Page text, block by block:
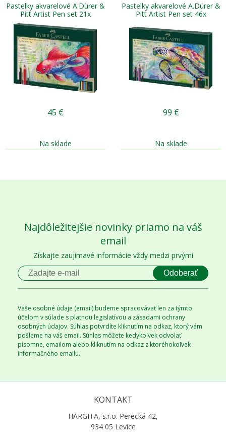
Pastelky akvarelové A.Dürer &
Pitt Artist Pen set 21x
45 €
Na sklade
Pastelky akvarelové A.Dürer &
Pitt Artist Pen set 46x
99 €
Na sklade
Najdôležitejšie novinky priamo na váš
email
Získajte zaujímavé informácie vždy medzi prvými
Odoberať
Vaše osobné údaje (email) budeme spracovávať len za týmto
účelom v súlade s platnou legislatívou a zásadami ochrany
osobných údajov. Súhlas potvrdíte kliknutím na odkaz, ktorý vám
pošleme na váš email. Súhlas môžete kedykoľvek odvolať
písomne, emailom alebo kliknutím na odkaz z ktoréhokoľvek
informačného emailu.
KONTAKT
HARGITA, s.r.o. Perecká 42,
934 05 Levice